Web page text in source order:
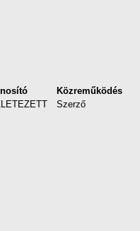
Közreműködés
Szerző